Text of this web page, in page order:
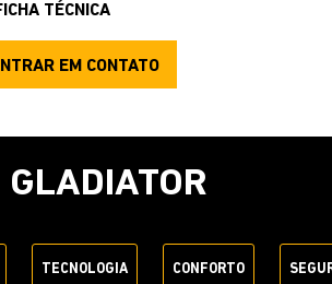
TÉCNICA
EM CONTATO
GLADIATOR
TECNOLOGIA CONFORTO